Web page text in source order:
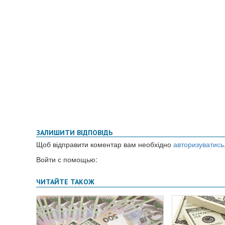
ЗАЛИШИТИ ВІДПОВІДЬ
Щоб відправити коментар вам необхідно авторизуватись
Войти с помощью: